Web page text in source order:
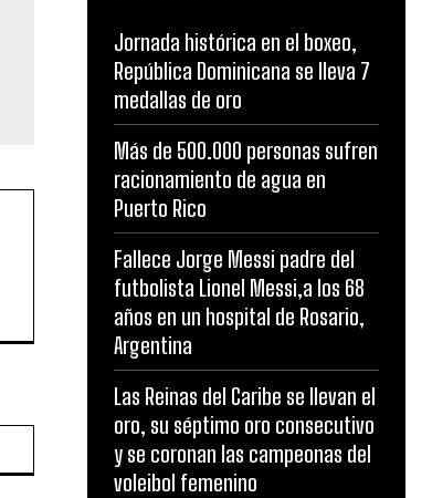
Jornada histórica en el boxeo,
República Dominicana se lleva 7
medallas de oro
Más de 500.000 personas sufren
racionamiento de agua en
Puerto Rico
Fallece Jorge Messi padre del
futbolista Lionel Messi,a los 68
años en un hospital de Rosario,
Argentina
Las Reinas del Caribe se llevan el
oro, su séptimo oro consecutivo
y se coronan las campeonas del
voleibol femenino